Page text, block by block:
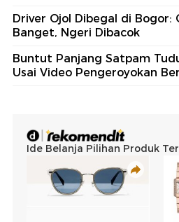
Driver Ojol Dibegal di Bogor:
Banget, Ngeri Dibacok
Buntut Panjang Satpam
Usai Video Pengeroyokan